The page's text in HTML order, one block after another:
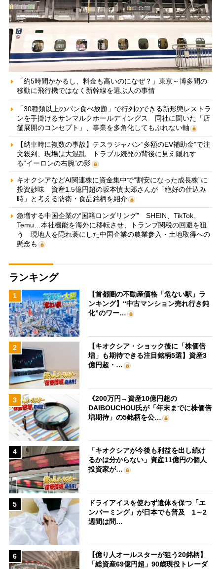
「約5時間かかるし、料金も高いのになぜ？」東京～博多間の
移動に飛行機ではなく新幹線を選ぶ人の事情
「30種類以上のパン食べ放題」で行列のできる新形態レストラ
ンを手掛けるサンマルクホールディングス 同社に聞いた「店
舗展開のコンセプト」、事業を多角化してもぶれない軸
【納車時に複数の事故】テスラジャパン“多額のEV補助金”で注
文殺到、現場は大混乱 トラブル続発の背後に見え隠れす
る“イーロンの右腕”の影
キオクシアなどAI関連株に資金集中で“割安になった成長株”に
投資妙味 資産1.5億円超の坂本慎太郎さんが「絶好の仕込み
時」と考える防衛・食品銘柄を紹介
急増する中国企業の“国籍ロンダリング” SHEIN、TikTok、
Temu…本社機能を海外に移転させ、トランプ関税の回避を狙
う 現地人を隠れ蓑にした中国企業の農業参入・土地取得への
懸念も
ランキング
1
【首都圏の不動産価格「危ない駅」ラ
ンキング】“中古マンション売れ行き鈍
化”のワー…
2
【キオクシア・ショック後に「株価倍
増」も期待できる注目銘柄5選】資産3
億円超・…
3
《200万円→資産10億円超の
DAIBOUCHOU氏が「年末までに株価倍
増期待」の5銘柄を公…
4
「キオクシアが今後も利益を出し続け
るかは分からない」資産11億円の個人
投資家が…
5
ドライアイスを使わず遺体を保つ「エ
ンバーミング」が日本でも普及 1～2
週間は問…
6
【億り人オールスターが狙う20銘柄】
「総資産69億円超」90歳現役トレーダ